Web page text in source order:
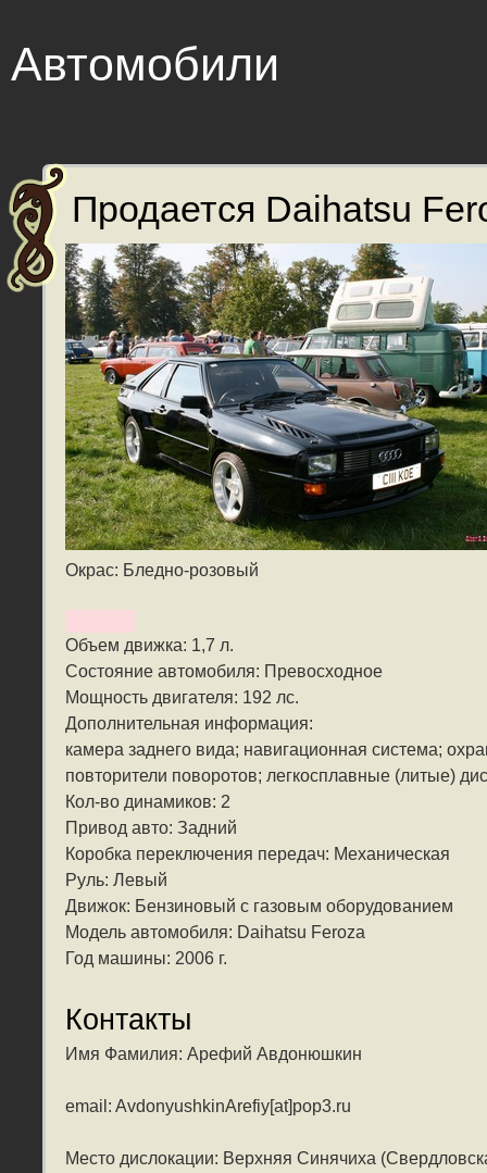
Автомобили
Продается Daihatsu
Окрас: Бледно-розовый
Объем движка: 1,7 л.
Состояние автомобиля: Превосходное
Мощность двигателя: 192 лс.
Дополнительная информация:
камера заднего вида; навигационная система;
повторители поворотов; легкосплавные (литые)
Кол-во динамиков: 2
Привод авто: Задний
Коробка переключения передач: Механическая
Руль: Левый
Движок: Бензиновый с газовым оборудованием
Модель автомобиля: Daihatsu Feroza
Год машины: 2006 г.
Контакты
Имя Фамилия: Арефий Авдонюшкин
email: AvdonyushkinArefiy[at]pop3.ru
Место дислокации: Верхняя Синячиха